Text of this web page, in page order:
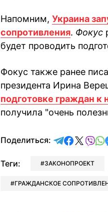
Напомним, Украина
сопротивления. Фокус
будет проводить
Фокус также ранее
президента Ирина
подготовке граждан
получила "очень
Поделиться: отправить
Теги: ЗАКОНОПРОЕКТ
ГРАЖДАНСКОЕ